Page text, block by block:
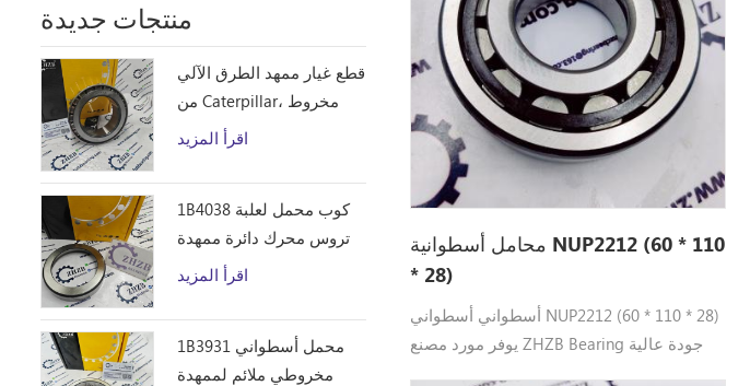
محامل أسطوانية NUP2212 (60 * 110
* 28)
أسطواني أسطواني NUP2212 (60 * 110 * 28)
يوفر مورد مصنع ZHZB Bearing جودة عالية
منتجات جديدة
قطع غيار ممهد الطرق الآلي
من Caterpillar، مخروط
محمل أسطواني مخروطي
المحامل
اقرأ المزيد
1B4038 كوب محمل لعلبة
تروس محرك دائرة ممهدة
الطرق
اقرأ المزيد
1B3931 محمل أسطواني
مخروطي ملائم لممهدة